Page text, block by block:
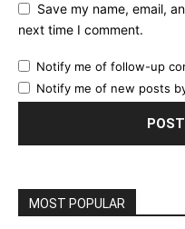
Save my name, email,
next time I comment.
Notify me of follow-up
Notify me of new posts
MOST POPULAR